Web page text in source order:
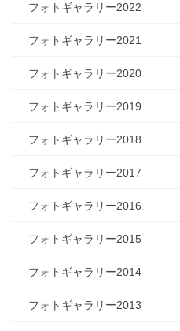
フォトギャラリー2022
フォトギャラリー2021
フォトギャラリー2020
フォトギャラリー2019
フォトギャラリー2018
フォトギャラリー2017
フォトギャラリー2016
フォトギャラリー2015
フォトギャラリー2014
フォトギャラリー2013